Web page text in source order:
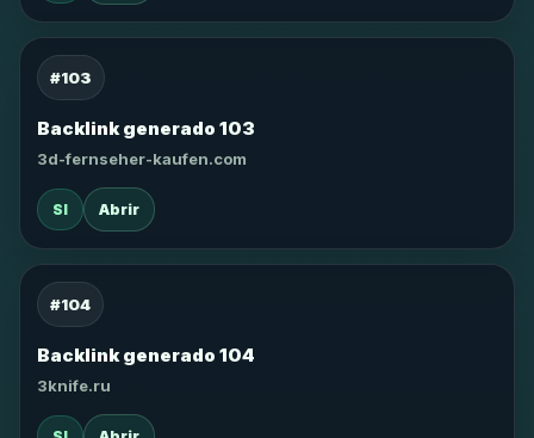
#103
Backlink generado 103
3d-fernseher-kaufen.com
SI Abrir
#104
Backlink generado 104
3knife.ru